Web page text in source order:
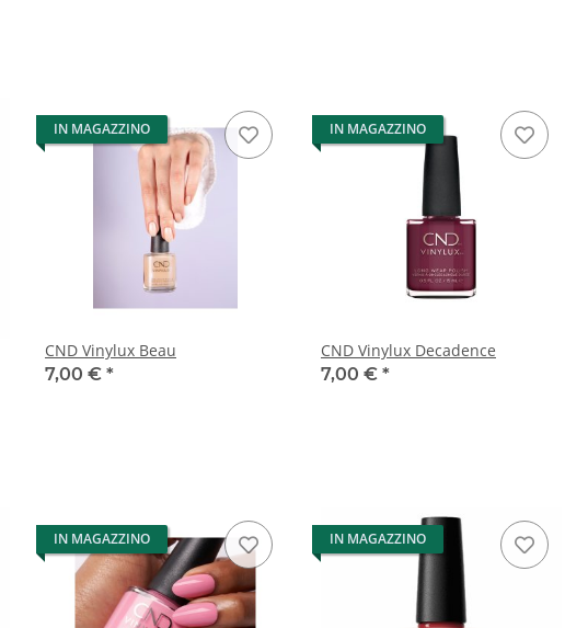
IN MAGAZZINO
CND Vinylux Beau
7,00 € *
IN MAGAZZINO
CND Vinylux Decadence
7,00 € *
IN MAGAZZINO IN MAGAZZINO